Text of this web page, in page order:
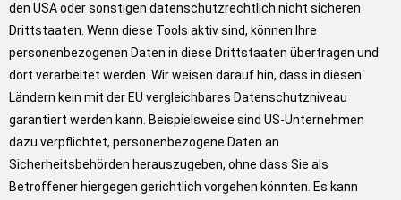
den USA oder sonstigen datenschutzrechtlich nicht sicheren
Drittstaaten. Wenn diese Tools aktiv sind, können Ihre
personenbezogenen Daten in diese Drittstaaten übertragen und
dort verarbeitet werden. Wir weisen darauf hin, dass in diesen
Ländern kein mit der EU vergleichbares Datenschutzniveau
garantiert werden kann. Beispielsweise sind US-Unternehmen
dazu verpflichtet, personenbezogene Daten an
Sicherheitsbehörden herauszugeben, ohne dass Sie als
Betroffener hiergegen gerichtlich vorgehen könnten. Es kann